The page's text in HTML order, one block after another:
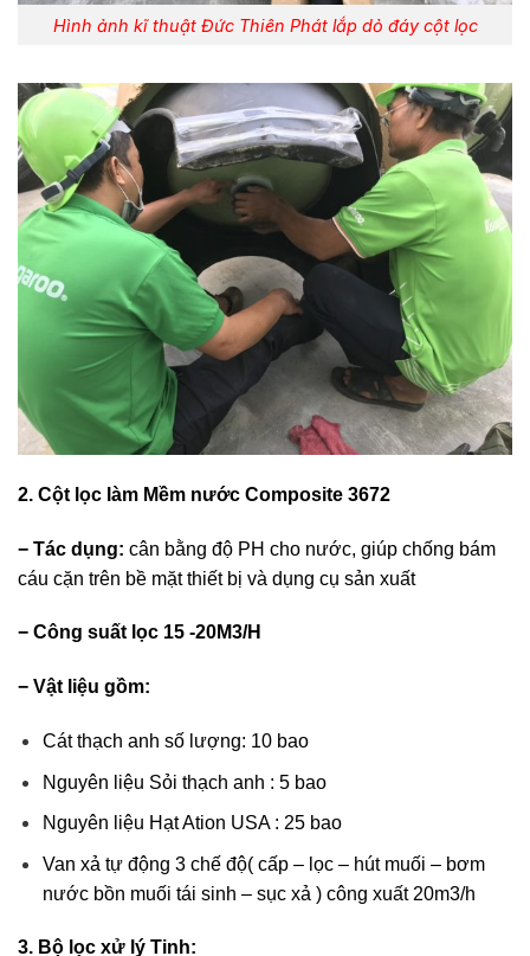
Hình ảnh kĩ thuật Đức Thiên Phát lắp dỏ đáy cột lọc
2. Cột lọc làm Mềm nước Composite 3672
− Tác dụng: cân bằng độ PH cho nước, giúp chống bám
cáu cặn trên bề mặt thiết bị và dụng cụ sản xuất
− Công suất lọc 15 -20M3/H
− Vật liệu gồm:
Cát thạch anh số lượng: 10 bao
Nguyên liệu Sỏi thạch anh : 5 bao
Nguyên liệu Hạt Ation USA : 25 bao
Van xả tự động 3 chế độ( cấp – lọc – hút muối – bơm
nước bồn muối tái sinh – sục xả ) công xuất 20m3/h
3. Bộ lọc xử lý Tinh: